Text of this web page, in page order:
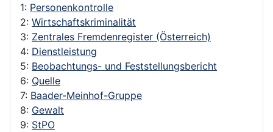
1: Personenkontrolle
2: Wirtschaftskriminalität
3: Zentrales Fremdenregister (Österreich)
4: Dienstleistung
5: Beobachtungs- und Feststellungsbericht
6: Quelle
7: Baader-Meinhof-Gruppe
8: Gewalt
9: StPO